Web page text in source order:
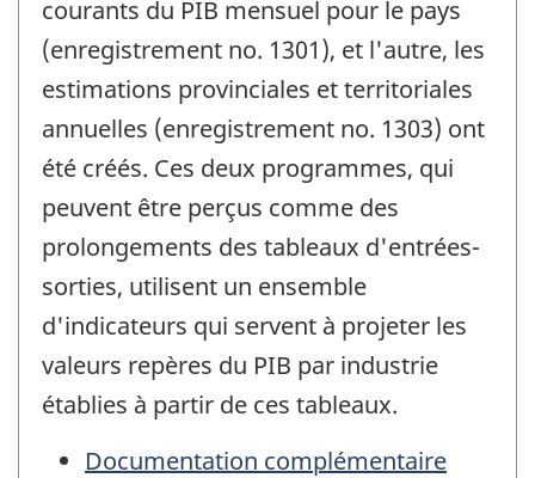
courants du PIB mensuel pour le pays
(enregistrement no. 1301), et l'autre, les
estimations provinciales et territoriales
annuelles (enregistrement no. 1303) ont
été créés. Ces deux programmes, qui
peuvent être perçus comme des
prolongements des tableaux d'entrées-
sorties, utilisent un ensemble
d'indicateurs qui servent à projeter les
valeurs repères du PIB par industrie
établies à partir de ces tableaux.
Documentation complémentaire